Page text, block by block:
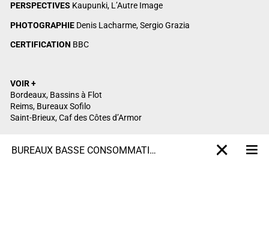
BUREAUX BASSE CONSOMMATION X-projet
PERSPECTIVES Kaupunki, L’Autre Image
PHOTOGRAPHIE Denis Lacharme, Sergio Grazia
CERTIFICATION BBC
VOIR +
Bordeaux, Bassins à Flot
Reims, Bureaux Sofilo
Saint-Brieux, Caf des Côtes d’Armor